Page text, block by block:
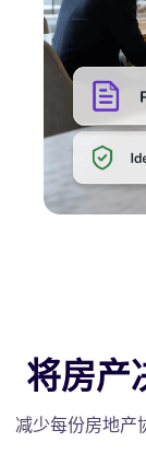
将房产
减少每份房地产